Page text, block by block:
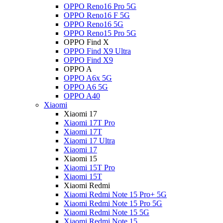
OPPO Reno16 Pro 5G
OPPO Reno16 F 5G
OPPO Reno16 5G
OPPO Reno15 Pro 5G
OPPO Find X
OPPO Find X9 Ultra
OPPO Find X9
OPPO A
OPPO A6x 5G
OPPO A6 5G
OPPO A40
Xiaomi
Xiaomi 17
Xiaomi 17T Pro
Xiaomi 17T
Xiaomi 17 Ultra
Xiaomi 17
Xiaomi 15
Xiaomi 15T Pro
Xiaomi 15T
Xiaomi Redmi
Xiaomi Redmi Note 15 Pro+ 5G
Xiaomi Redmi Note 15 Pro 5G
Xiaomi Redmi Note 15 5G
Xiaomi Redmi Note 15